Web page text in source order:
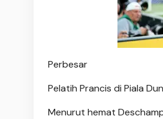
Perbesar
Pelatih Prancis di Piala
Menurut hemat